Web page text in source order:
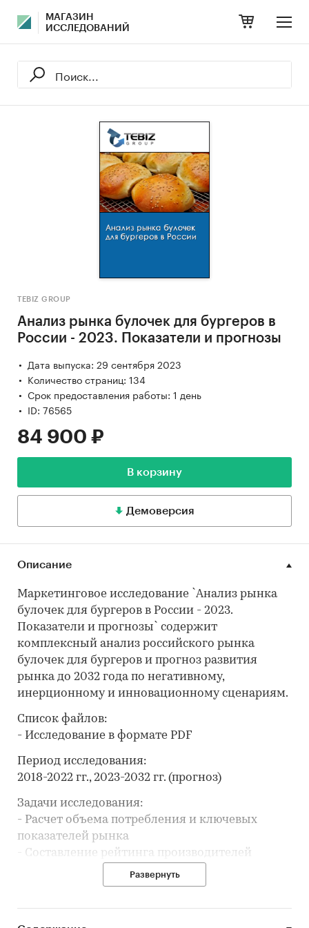
МАГАЗИН
ИССЛЕДОВАНИЙ
TEBIZ GROUP
Анализ рынка булочек для бургеров в
России - 2023. Показатели и прогнозы
Дата выпуска: 29 сентября 2023
Количество страниц: 134
Срок предоставления работы: 1 день
ID: 76565
84 900 ₽
В корзину
Демоверсия
Описание
Маркетинговое исследование `Анализ рынка
булочек для бургеров в России - 2023.
Показатели и прогнозы` содержит
комплексный анализ российского рынка
булочек для бургеров и прогноз развития
рынка до 2032 года по негативному,
инерционному и инновационному сценариям.
Список файлов:
- Исследование в формате PDF
Период исследования:
2018-2022 гг., 2023-2032 гг. (прогноз)
Задачи исследования:
- Расчет объема потребления и ключевых
показателей рынка
- Составление рейтинга производителей
- Анализ импорта и экспорта
- Формирование прогноза развития рынка
В разделе `Ведущие производители`
Развернуть